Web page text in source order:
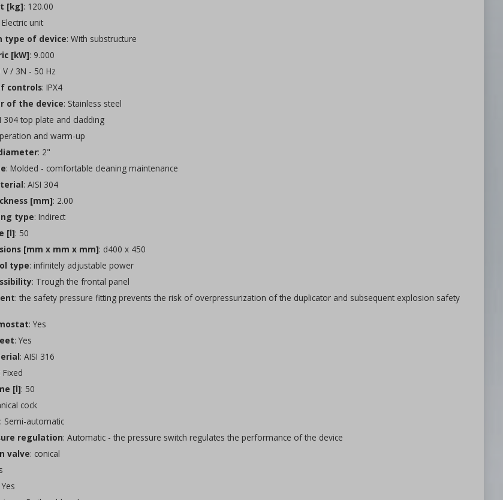
[kg]: 120.00
Electric unit
type of device: With substructure
[kW]: 9.000
V / 3N - 50 Hz
controls: IPX4
of the device: Stainless steel
304 top plate and cladding
and warm-up
: 2"
: Molded - comfortable cleaning maintenance
: AISI 304
[mm]: 2.00
type: Indirect
[l]: 50
[mm x mm x mm]: d400 x 450
type: infinitely adjustable power
: Trough the frontal panel
: the safety pressure fitting prevents the risk of overpressurization of the duplicator and subsequent explosion safety
: Yes
: Yes
: AISI 316
: Fixed
[l]: 50
cock
: Semi-automatic
regulation: Automatic - the pressure switch regulates the performance of the device
valve: conical
Yes